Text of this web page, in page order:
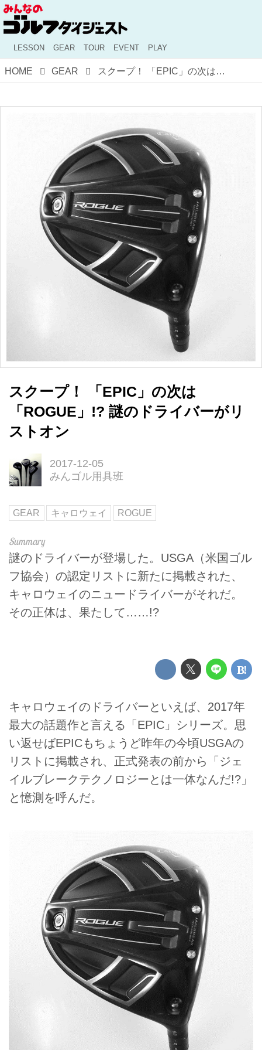
LESSON GEAR TOUR EVENT PLAY
HOME GEAR スクープ！ 「EPIC」の次は「ROGUE」!? 謎のドライバーがリストオン
スクープ！ 「EPIC」の次は
「ROGUE」!? 謎のドライバーがリ
ストオン
2017-12-05
みんゴル用具班
GEAR キャロウェイ ROGUE
謎のドライバーが登場した。USGA（米国ゴル
フ協会）の認定リストに新たに掲載された、
キャロウェイのニュードライバーがそれだ。
その正体は、果たして……!?
キャロウェイのドライバーといえば、2017年
最大の話題作と言える「EPIC」シリーズ。思
い返せばEPICもちょうど昨年の今頃USGAの
リストに掲載され、正式発表の前から「ジェ
イルブレークテクノロジーとは一体なんだ!?」
と憶測を呼んだ。